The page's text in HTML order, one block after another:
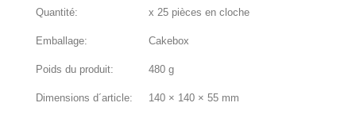
Quantité: x 25 pièces en cloche
Emballage: Cakebox
Poids du produit: 480 g
Dimensions d´article: 140 × 140 × 55 mm